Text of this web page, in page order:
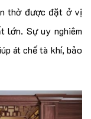
thờ được đặt ở vị
lớn. Sự uy nghiêm
át chế tà khí, bảo